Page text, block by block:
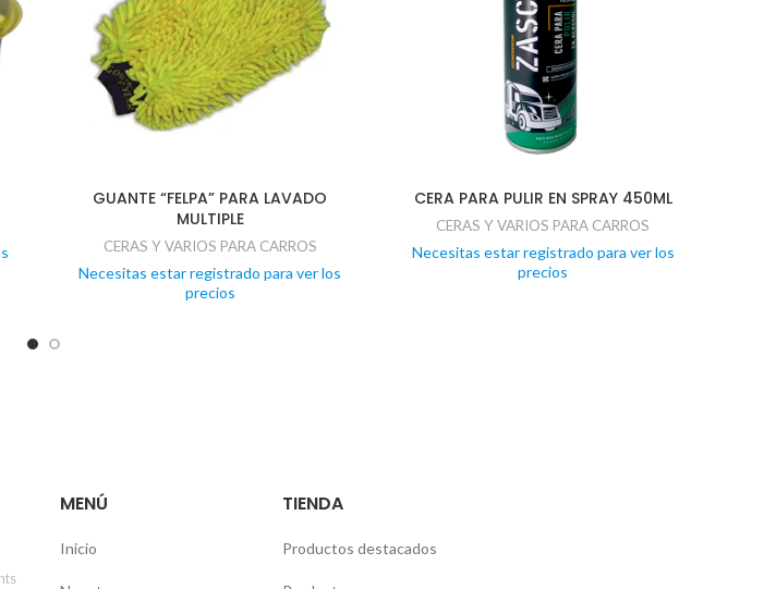
GUANTE “FELPA” PARA LAVADO
MULTIPLE
CERAS Y VARIOS PARA CARROS
Necesitas estar registrado para ver los
precios
CERA PARA PULIR EN SPRAY 450ML
CERAS Y VARIOS PARA CARROS
Necesitas estar registrado para ver los
precios
MENÚ
Inicio
TIENDA
Productos destacados